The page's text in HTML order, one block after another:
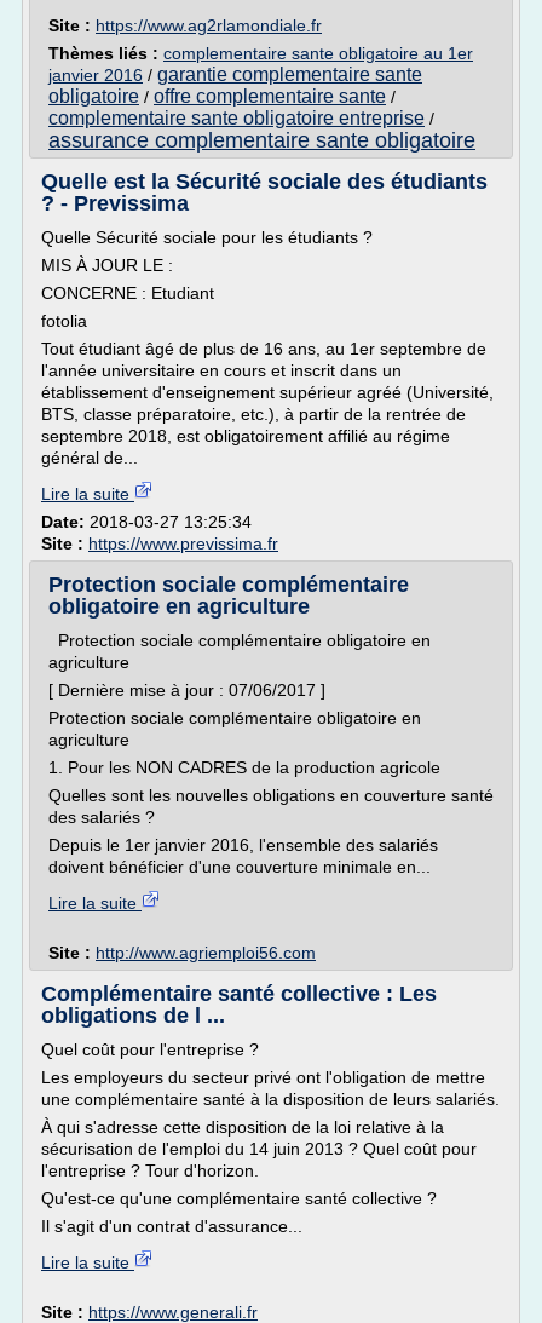
Site : https://www.ag2rlamondiale.fr
Thèmes liés : complementaire sante obligatoire au 1er
janvier 2016 / garantie complementaire sante
obligatoire / offre complementaire sante /
complementaire sante obligatoire entreprise /
assurance complementaire sante obligatoire
Quelle est la Sécurité sociale des étudiants
? - Previssima
Quelle Sécurité sociale pour les étudiants ?
MIS À JOUR LE :
CONCERNE : Etudiant
fotolia
Tout étudiant âgé de plus de 16 ans, au 1er septembre de
l'année universitaire en cours et inscrit dans un
établissement d'enseignement supérieur agréé (Université,
BTS, classe préparatoire, etc.), à partir de la rentrée de
septembre 2018, est obligatoirement affilié au régime
général de...
Lire la suite
Date: 2018-03-27 13:25:34
Site : https://www.previssima.fr
Protection sociale complémentaire
obligatoire en agriculture
Protection sociale complémentaire obligatoire en
agriculture
[ Dernière mise à jour : 07/06/2017 ]
Protection sociale complémentaire obligatoire en
agriculture
1. Pour les NON CADRES de la production agricole
Quelles sont les nouvelles obligations en couverture santé
des salariés ?
Depuis le 1er janvier 2016, l'ensemble des salariés
doivent bénéficier d'une couverture minimale en...
Lire la suite
Site : http://www.agriemploi56.com
Complémentaire santé collective : Les
obligations de l ...
Quel coût pour l'entreprise ?
Les employeurs du secteur privé ont l'obligation de mettre
une complémentaire santé à la disposition de leurs salariés.
À qui s'adresse cette disposition de la loi relative à la
sécurisation de l'emploi du 14 juin 2013 ? Quel coût pour
l'entreprise ? Tour d'horizon.
Qu'est-ce qu'une complémentaire santé collective ?
Il s'agit d'un contrat d'assurance...
Lire la suite
Site : https://www.generali.fr